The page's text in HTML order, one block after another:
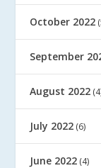
October 2022
September
August 2022
July 2022 (6)
June 2022 (4)